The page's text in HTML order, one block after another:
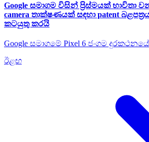
Google සමාගම විසින් ප්‍රිස්මයක් භාවිතා වන
camera තාක්ෂණයක් සඳහා patent
කටයුතු කරයි
Google සමාගමේ Pixel 6 ජංගම
ඊළඟ